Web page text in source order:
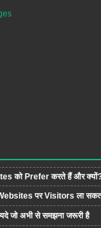
को Prefer करते हैं और
पर Visitors ला
जो अभी से समझना जरूरी है